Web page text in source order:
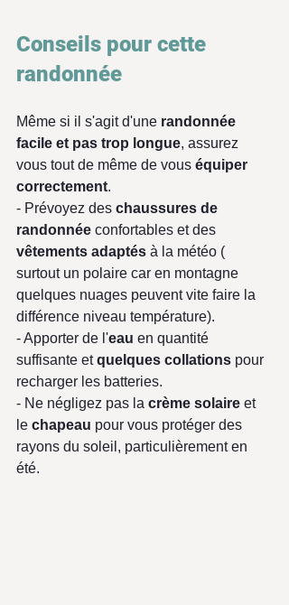
Conseils pour cette
randonnée
Même si il s'agit d'une randonnée
facile et pas trop longue, assurez
vous tout de même de vous équiper
correctement.
- Prévoyez des chaussures de
randonnée confortables et des
vêtements adaptés à la météo (
surtout un polaire car en montagne
quelques nuages peuvent vite faire la
différence niveau température).
- Apporter de l'eau en quantité
suffisante et quelques collations pour
recharger les batteries.
- Ne négligez pas la crème solaire et
le chapeau pour vous protéger des
rayons du soleil, particulièrement en
été.